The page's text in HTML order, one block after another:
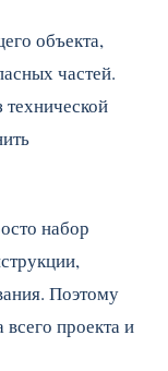
объекта,
частей.
набор
Поэтому
проекта и